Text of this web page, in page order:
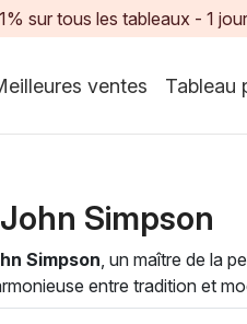
sur tous les tableaux - 1 jour
ventes Tableau
Simpson
Simpson, un maître de la
entre tradition et